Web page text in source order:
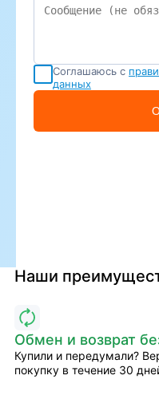
Соглашаюсь с
данных
Наши
Обмен и возврат
Купили и передумали?
покупку в течение 30